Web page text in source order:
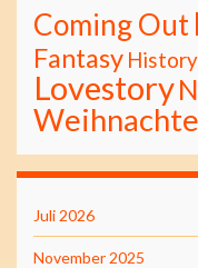
Coming Out
Fantasy History
Lovestory
Juli 2026
November 2025